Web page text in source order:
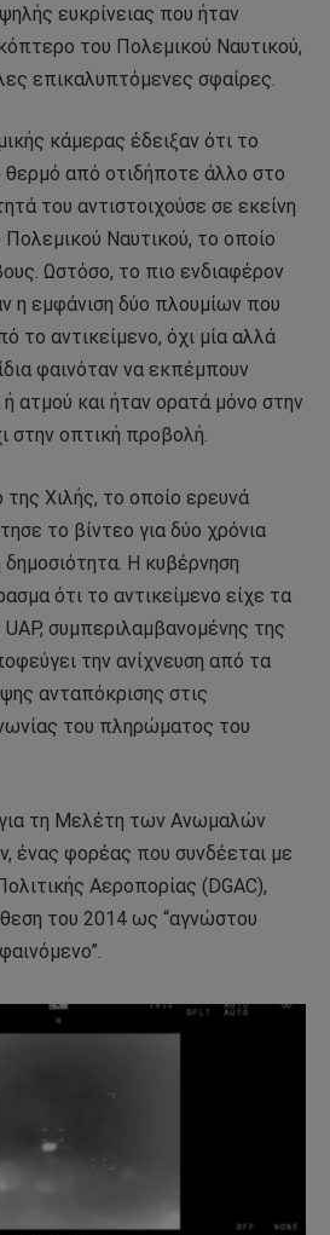
ευκρίνειας που ήταν
του Πολεμικού Ναυτικού,
επικαλυπτόμενες σφαίρες.
κάμερας έδειξαν ότι το
θερμό από οτιδήποτε άλλο στο
του αντιστοιχούσε σε εκείνη
Ναυτικού, το οποίο
Ωστόσο, το πιο ενδιαφέρον
η εμφάνιση δύο πλουμίων που
το αντικείμενο, όχι μία αλλά
φαινόταν να εκπέμπουν
ατμού και ήταν ορατά μόνο στην
στην οπτική προβολή.
Χιλής, το οποίο ερευνά
το βίντεο για δύο χρόνια
Η κυβέρνηση
ότι το αντικείμενο είχε τα
συμπεριλαμβανομένης της
την ανίχνευση από τα
ανταπόκρισης στις
του πληρώματος του
τη Μελέτη των Ανωμαλών
ένας φορέας που συνδέεται με
Αεροπορίας (DGAC),
του 2014 ως “αγνώστου